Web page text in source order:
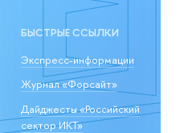
БЫСТРЫЕ ССЫЛКИ
Экспресс-информации
Журнал «Форсайт»
Дайджесты «Российский
сектор ИКТ»